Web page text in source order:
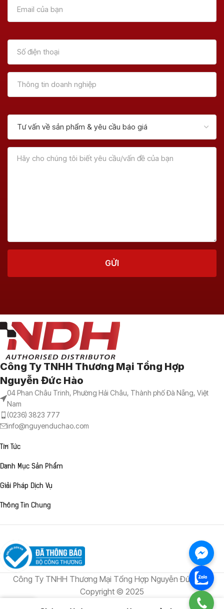
Công Ty TNHH Thương Mại Tổng Hợp
Nguyễn Đức Hào
04 Phan Châu Trinh, Phường Hải Châu, Thành phố Đà Nẵng, Việt
Nam
(0236) 3823 777
info@nguyenduchao.com
Tin Tức
Danh Mục Sản Phẩm
Giải Pháp Dịch Vụ
Thông Tin Chung
Công Ty TNHH Thương Mại Tổng Hợp Nguyễn Đức Hào
Copyright © 2025